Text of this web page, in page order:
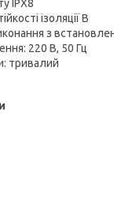
ІРХ8
ізоляції В
з
220 В, 50 Гц
тривалий